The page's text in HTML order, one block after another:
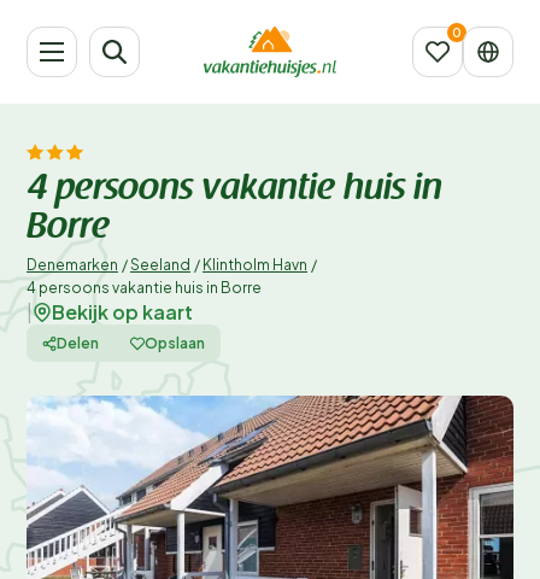
4 persoons vakantie huis in
Borre
Denemarken /Seeland / Klintholm Havn /
4 persoons vakantie huis in Borre
Bekijk op kaart
Delen Opslaan